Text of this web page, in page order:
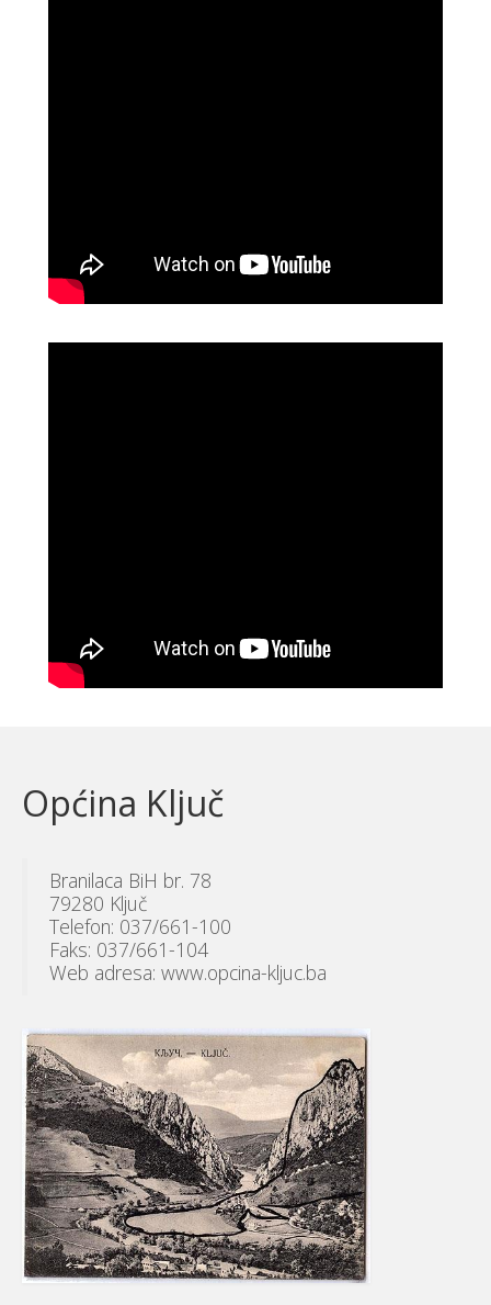
Općina Ključ
Branilaca BiH br. 78
79280 Ključ
Telefon: 037/661-100
Faks: 037/661-104
Web adresa: www.opcina-kljuc.ba